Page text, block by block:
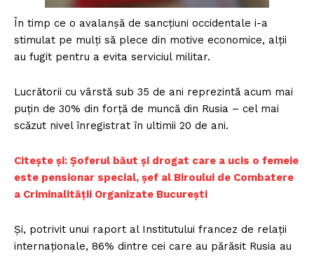
În timp ce o avalanșă de sancțiuni occidentale i-a
stimulat pe mulți să plece din motive economice, alții
au fugit pentru a evita serviciul militar.
Lucrătorii cu vârstă sub 35 de ani reprezintă acum mai
puțin de 30% din forță de muncă din Rusia – cel mai
scăzut nivel înregistrat în ultimii 20 de ani.
Citește și: Șoferul băut și drogat care a ucis o femeie
este pensionar special, șef al Biroului de Combatere
a Criminalității Organizate București
Și, potrivit unui raport al Institutului francez de relații
internaționale, 86% dintre cei care au părăsit Rusia au